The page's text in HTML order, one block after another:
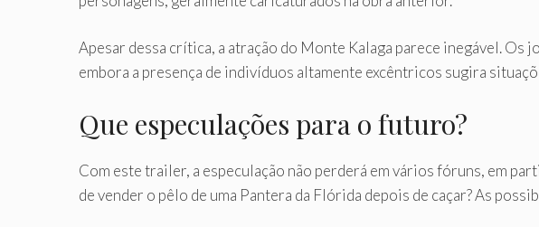
Apesar dessa crítica, a atração do Monte Kalaga parece inegável.
embora a presença de indivíduos altamente excêntricos sugira
Que especulações para o futuro?
Com este trailer, a especulação não perderá em vários fóruns, em
de vender o pêlo de uma Pantera da Flórida depois de caçar? As